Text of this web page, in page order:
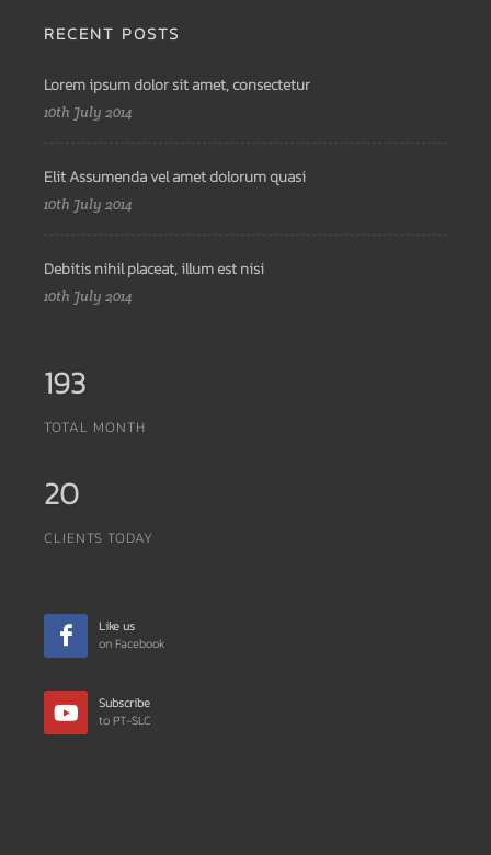
RECENT POSTS
Lorem ipsum dolor sit amet, consectetur
10th July 2014
Elit Assumenda vel amet dolorum quasi
10th July 2014
Debitis nihil placeat, illum est nisi
10th July 2014
193
TOTAL MONTH
20
CLIENTS TODAY
Like us
on Facebook
Subscribe
to PT-SLC